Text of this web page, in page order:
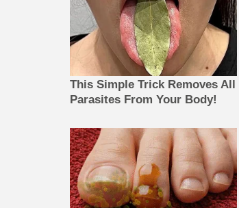
This Simple Trick Removes All
Parasites From Your Body!